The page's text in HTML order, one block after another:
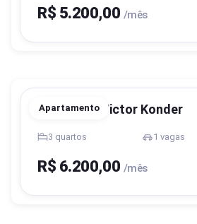
R$ 5.200,00 /mês
Apartamento
Blumenau, Victor Konder
3 quartos 1 vagas
R$ 6.200,00 /mês